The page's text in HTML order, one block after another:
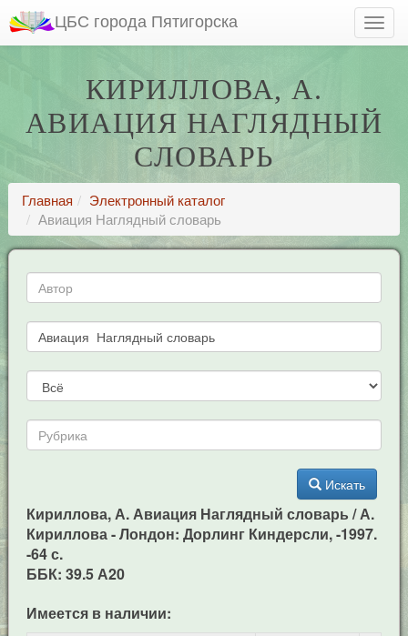
ЦБС города Пятигорска
КИРИЛЛОВА, А.
АВИАЦИЯ НАГЛЯДНЫЙ
СЛОВАРЬ
Главная
Электронный каталог
Авиация Наглядный словарь
Искать
Кириллова, А. Авиация Наглядный словарь / А.
Кириллова - Лондон: Дорлинг Киндерсли, -1997.
-64 с.
ББК: 39.5 А20
Имеется в наличии: